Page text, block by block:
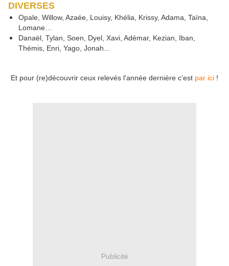
DIVERSES
Opale, Willow, Azaée, Louisy, Khélia, Krissy, Adama, Taïna,
Lomane…
Danaël, Tylan, Soen, Dyel, Xavi, Adémar, Kezian, Iban,
Thémis, Enri, Yago, Jonah...
Et pour (re)découvrir ceux relevés l'année dernière c'est par ici !
Publicité